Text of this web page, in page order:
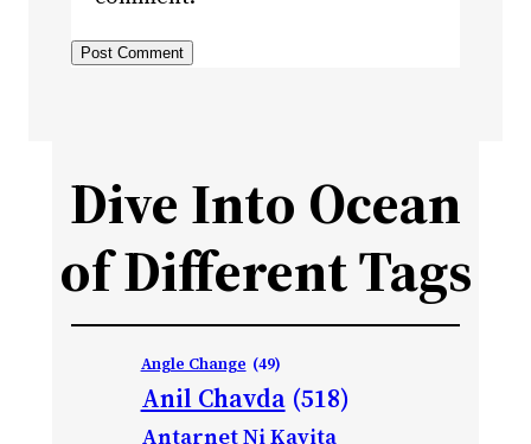
Dive Into Ocean
of Different Tags
Angle Change (49)
Anil Chavda (518)
Antarnet Ni Kavita